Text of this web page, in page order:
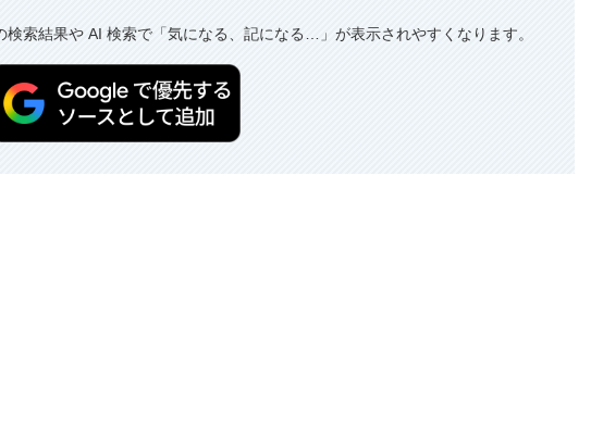
検索結果や AI 検索で「気になる、記になる…」が表示されやすくなります。